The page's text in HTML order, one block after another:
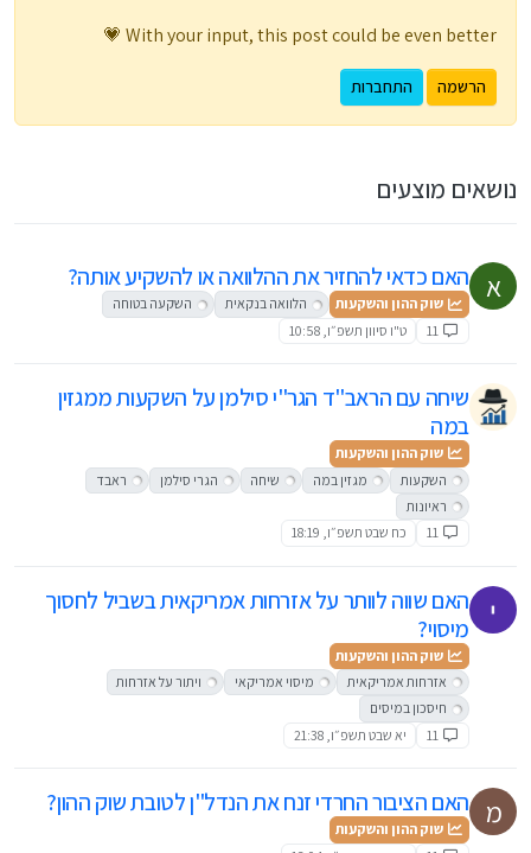
With your input, this post could be even better 💗
הרשמה התחברות
נושאים מוצעים
א האם כדאי להחזיר את ההלוואה או להשקיע אותה?
שוק ההון והשקעות הלוואה בנקאית
השקעה בטוחה
11
ט"ו סיוון תשפ״ו, 10:58
שיחה עם הראב"ד הגר"י סילמן על השקעות ממגזין
במה
שוק ההון והשקעות
השקעות
מגזין במה שיחה הגרי סילמן
ראבד
ראיונות
11
כח שבט תשפ״ו, 18:19
האם שווה לוותר על אזרחות אמריקאית בשביל לחסוך
מיסוי?
שוק ההון והשקעות
אזרחות אמריקאית
מיסוי אמריקאי
ויתור על אזרחות
חיסכון במיסים
11
יא שבט תשפ״ו, 21:38
מ האם הציבור החרדי זנח את הנדל"ן לטובת שוק ההון?
שוק ההון והשקעות